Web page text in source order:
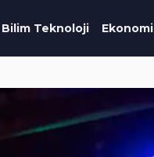
Bilim Teknoloji Ekonomi